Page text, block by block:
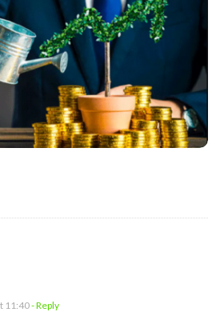
11:40- Reply